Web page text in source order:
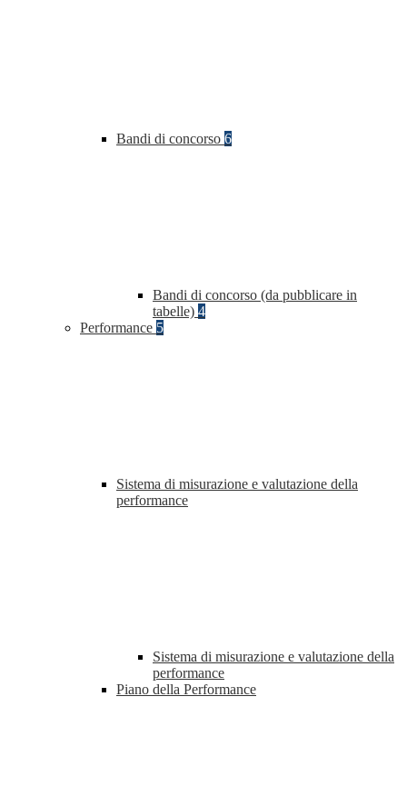
Bandi di concorso 6
Bandi di concorso (da pubblicare in
tabelle) 4
Performance 5
Sistema di misurazione e valutazione della
performance
Sistema di misurazione e valutazione della
performance
Piano della Performance